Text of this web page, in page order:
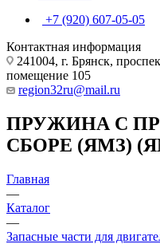
+7 (920) 607-05-05
Контактная информация
241004, г. Брянск,
помещение 105
region32ru@mail.ru
ПРУЖИНА С
СБОРЕ (ЯМЗ)
Главная
—
Каталог
—
Запасные части для